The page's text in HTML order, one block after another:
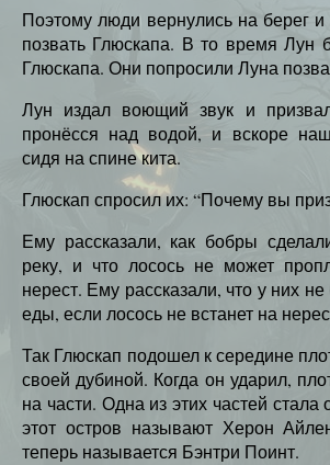
Поэтому люди вернулись на берег
позвать Глюскапа. В то время Лун
Глюскапа. Они попросили Луна
Лун издал воющий звук и
пронёсся над водой, и вскоре
сидя на спине кита.
Глюскап спросил их: “Почему вы
Ему рассказали, как бобры
реку, и что лосось не может
нерест. Ему рассказали, что у них
еды, если лосось не встанет на
Так Глюскап подошел к середине
своей дубиной. Когда он ударил,
на части. Одна из этих частей стала
этот остров называют Херон
теперь называется Бэнтри Поинт.